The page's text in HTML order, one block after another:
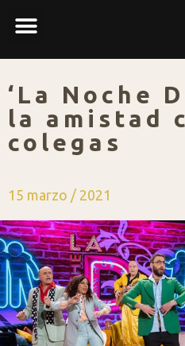
‘La Noche
la amistad
colegas
15 marzo / 2021